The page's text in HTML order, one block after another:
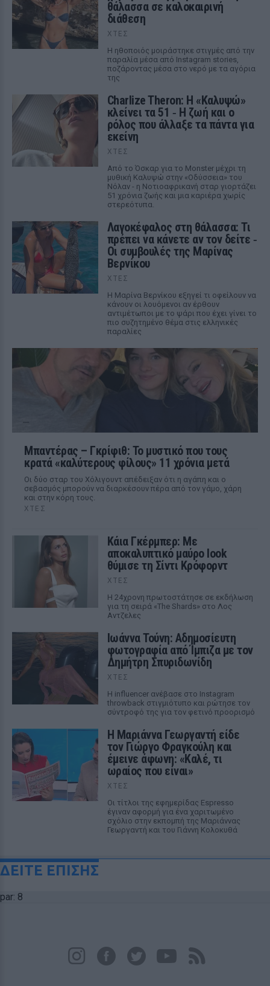
θάλασσα σε καλοκαιρινή
διάθεση
ΧΤΕΣ
Η ηθοποιός μοιράστηκε στιγμές από την
παραλία μέσα από Instagram stories,
ποζάροντας μέσα στο νερό με τα αγόρια
της
Charlize Theron: Η «Καλυψώ»
κλείνει τα 51 ‑ H ζωή και ο
ρόλος που άλλαξε τα πάντα για
εκείνη
ΧΤΕΣ
Από το Όσκαρ για το Monster μέχρι τη
μυθική Καλυψώ στην «Οδύσσεια» του
Νόλαν - η Νοτιοαφρικανή σταρ γιορτάζει
51 χρόνια ζωής και μια καριέρα χωρίς
στερεότυπα.
Λαγοκέφαλος στη θάλασσα: Τι
πρέπει να κάνετε αν τον δείτε ‑
Οι συμβουλές της Μαρίνας
Βερνίκου
ΧΤΕΣ
Η Μαρίνα Βερνίκου εξηγεί τι οφείλουν να
κάνουν οι λουόμενοι αν έρθουν
αντιμέτωποι με το ψάρι που έχει γίνει το
πιο συζητημένο θέμα στις ελληνικές
παραλίες
Μπαντέρας – Γκρίφιθ: Το μυστικό που τους
κρατά «καλύτερους φίλους» 11 χρόνια μετά
Οι δύο σταρ του Χόλιγουντ απέδειξαν ότι η αγάπη και ο
σεβασμός μπορούν να διαρκέσουν πέρα από τον γάμο, χάρη
και στην κόρη τους.
ΧΤΕΣ
Κάια Γκέρμπερ: Με
αποκαλυπτικό μαύρο look
θύμισε τη Σίντι Κρόφορντ
ΧΤΕΣ
Η 24χρονη πρωτοστάτησε σε εκδήλωση
για τη σειρά «The Shards» στο Λος
Αντζελες
Ιωάννα Τούνη: Αδημοσίευτη
φωτογραφία από Ίμπιζα με τον
Δημήτρη Σπυριδωνίδη
ΧΤΕΣ
Η influencer ανέβασε στο Instagram
throwback στιγμιότυπο και ρώτησε τον
σύντροφό της για τον φετινό προορισμό
Η Μαριάννα Γεωργαντή είδε
τον Γιώργο Φραγκούλη και
έμεινε άφωνη: «Καλέ, τι
ωραίος που είναι»
ΧΤΕΣ
Οι τίτλοι της εφημερίδας Espresso
έγιναν αφορμή για ένα χαριτωμένο
σχόλιο στην εκπομπή της Μαριάννας
Γεωργαντή και του Γιάννη Κολοκυθά
ΔΕΙΤΕ ΕΠΙΣΗΣ
par: 8